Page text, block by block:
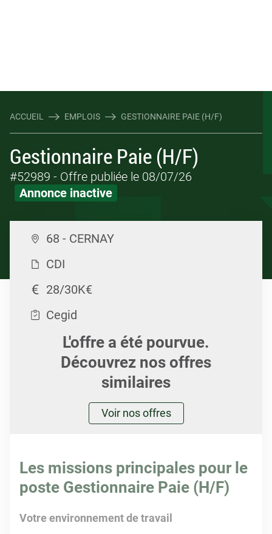
ACCUEIL EMPLOIS GESTIONNAIRE PAIE (H/F)
Gestionnaire Paie (H/F)
#52989 - Offre publiée le 08/07/26
Annonce inactive
68 - CERNAY
CDI
28/30K€
Cegid
L'offre a été pourvue.
Découvrez nos offres
similaires
Voir nos offres
Les missions principales pour le
poste Gestionnaire Paie (H/F)
Votre environnement de travail